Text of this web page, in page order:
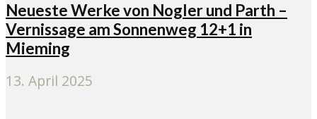
Neueste Werke von Nogler und Parth –
Vernissage am Sonnenweg 12+1 in
Mieming
13. April 2025